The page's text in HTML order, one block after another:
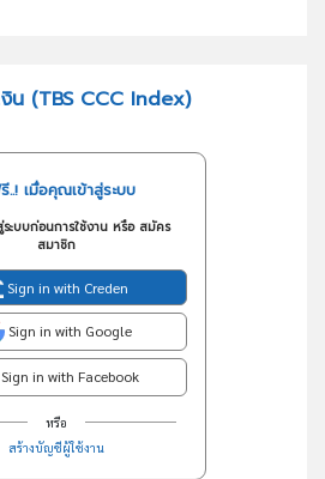
น (TBS CCC Index)
..! เมื่อคุณเข้าสู่ระบบ
ะบบก่อนการใช้งาน หรือ สมัคร
สมาชิก
Sign in with Creden
Sign in with Google
Sign in with Facebook
หรือ
สร้างบัญชีผู้ใช้งาน